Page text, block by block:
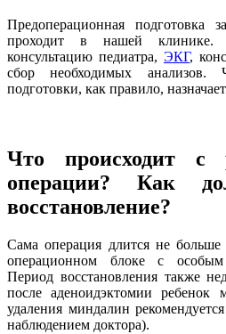
Предоперационная подготовка
проходит в нашей
консультацию педиатра, ЭКГ,
сбор необходимых
подготовки, как правило,
Что происходит с
операции? Как
восстановление?
Сама операция длится не
операционном блоке с
Период восстановления также
после аденоидэктомии
удаления миндалин
наблюдением доктора).